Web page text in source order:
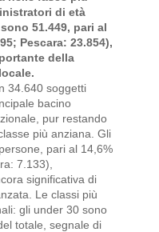
di età
51.449, pari al
Pescara: 23.854),
della
34.640 soggetti
bacino
pur restando
più anziana. Gli
pari al 14,6%
7.133),
significativa di
Le classi più
gli under 30 sono
totale, segnale di